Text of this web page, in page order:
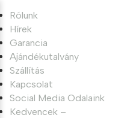
Rólunk
Hírek
Garancia
Ajándékutalvány
Szállítás
Kapcsolat
Social Media Odalaink
Kedvencek –